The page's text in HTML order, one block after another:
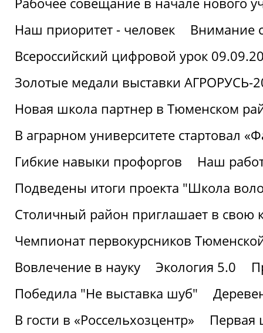
Наш приоритет - человек
Внимание
Всероссийский цифровой урок
Золотые медали выставки АГРОРУСЬ-
Новая школа партнер в Тюменском
В аграрном университете стартовал
Гибкие навыки профоргов
Наш
Подведены итоги проекта "Школа
Столичный район приглашает в свою
Чемпионат первокурсников
Вовлечение в науку
Экология 5.0
Победила "Не выставка шуб"
В гости в «Россельхозцентр»
Первая